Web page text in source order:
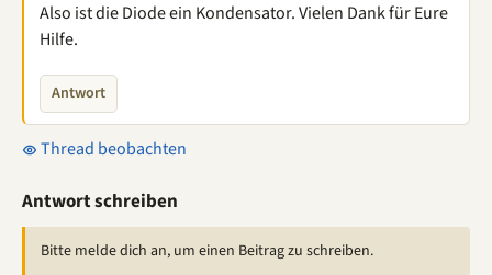
Also ist die Diode ein Kondensator. Vielen Dank für Eure
Hilfe.
Antwort
Thread beobachten
Antwort schreiben
Bitte melde dich an, um einen Beitrag zu schreiben.